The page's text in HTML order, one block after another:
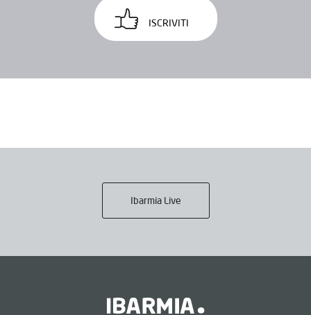
ISCRIVITI
Ibarmia Live